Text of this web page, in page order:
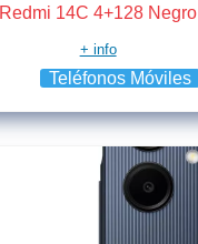
Redmi 14C 4+128 Negro
+ info
Teléfonos Móviles